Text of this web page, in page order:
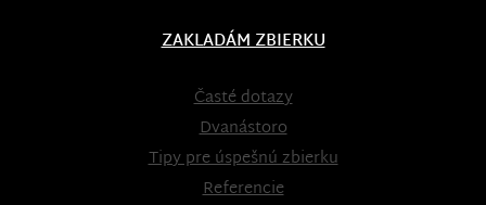
ZAKLADÁM ZBIERKU
Časté dotazy
Dvanástoro
Tipy pre úspešnú zbierku
Referencie